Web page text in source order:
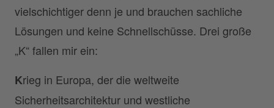
vielschichtiger denn je und brauchen sachliche
Lösungen und keine Schnellschüsse. Drei große
„K“ fallen mir ein:
Krieg in Europa, der die weltweite
Sicherheitsarchitektur und westliche